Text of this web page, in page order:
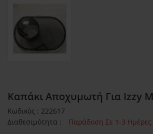
Καπάκι Αποχυμωτή Για Izzy
Κωδικός : 222617
Διαθεσιμότητα :
Παράδοση Σε 1-3 Ημέρες